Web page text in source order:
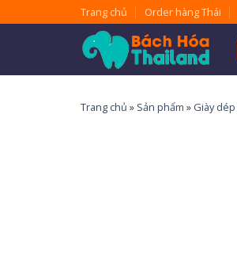
to
Trang chủ Order hàng Thái
Trang chủ » Sản phẩm » Giày dép